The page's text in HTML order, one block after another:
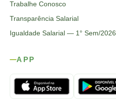
Trabalhe Conosco
Transparência Salarial
Igualdade Salarial — 1° Sem/2026
APP